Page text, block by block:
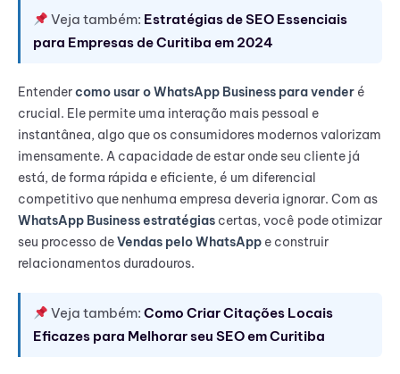
Veja também: Estratégias de SEO Essenciais
para Empresas de Curitiba em 2024
Entendercomo usar o WhatsApp Business para vender é
crucial. Ele permite uma interação mais pessoal e
instantânea, algo que os consumidores modernos valorizam
imensamente. A capacidade de estar onde seu cliente já
está, de forma rápida e eficiente, é um diferencial
competitivo que nenhuma empresa deveria ignorar. Com as
WhatsApp Business estratégias certas, você pode otimizar
seu processo deVendas pelo WhatsApp e construir
relacionamentos duradouros.
Veja também:Como Criar Citações Locais
Eficazes para Melhorar seu SEO em Curitiba